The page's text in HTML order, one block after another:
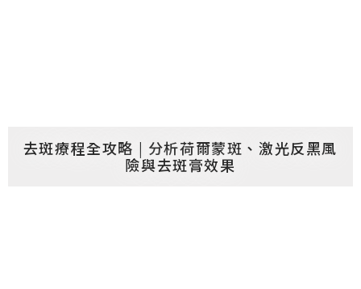
去斑療程全攻略 | 分析荷爾蒙斑、激光反黑風
險與去斑膏效果